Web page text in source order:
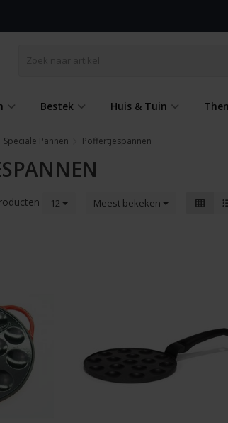
Bestek Huis & Tuin
Speciale Pannen Poffertjespannen
12 Meest bekeken